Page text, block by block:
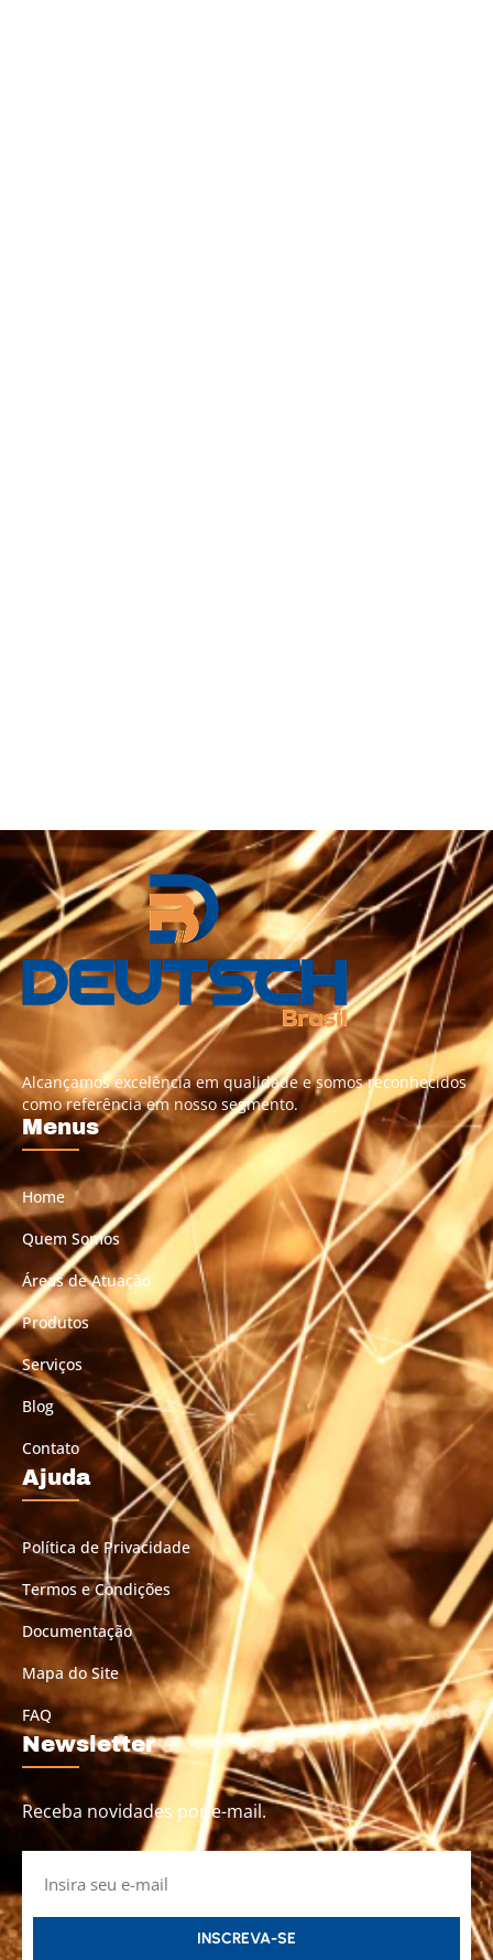
Alcançamos excelência em qualidade e somos reconhecidos
como referência em nosso segmento.
Menus
Home
Quem Somos
Áreas de Atuação
Produtos
Serviços
Blog
Contato
Ajuda
Política de Privacidade
Termos e Condições
Documentação
Mapa do Site
FAQ
Newsletter
Receba novidades por e-mail.
INSCREVA-SE